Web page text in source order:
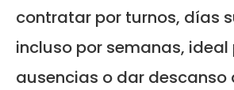
contratar por turnos, días
incluso por semanas,
ausencias o dar descanso